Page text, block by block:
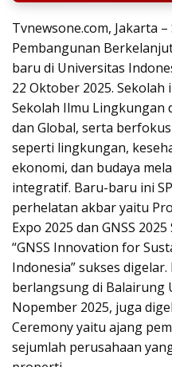
Tvnewsone.com, Jakarta
Pembangunan
baru di Universitas
22 Oktober 2025.
Sekolah Ilmu Lingkungan
dan Global, serta
seperti lingkungan,
ekonomi, dan budaya
integratif. Baru-baru ini
perhelatan akbar yaitu
Expo 2025 dan GNSS
“GNSS Innovation for
Indonesia” sukses
berlangsung di Balairung
Nopember 2025, juga
Ceremony yaitu ajang
sejumlah perusahaan